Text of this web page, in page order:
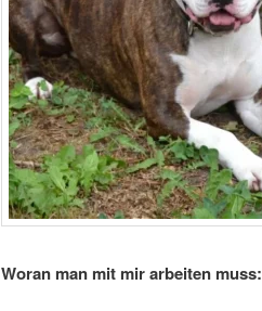
Woran man mit mir arbeiten muss: